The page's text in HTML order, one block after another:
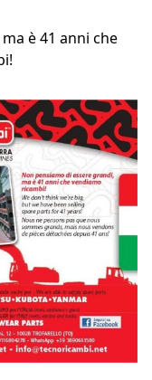
è 41 anni che